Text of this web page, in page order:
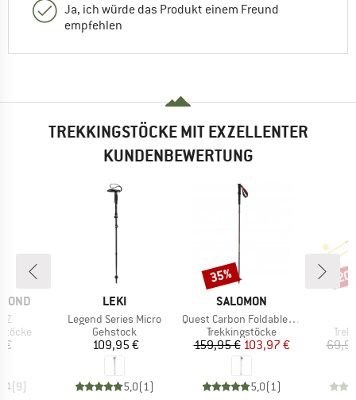
Ja, ich würde das Produkt einem Freund
empfehlen
TREKKINGSTÖCKE MIT EXZELLENTER
KUNDENBEWERTUNG
Z
€
(9)
MARKE
LEKI
Artikel
Legend Series Micro
Produktgruppe
Gehstock
Preis
109,95 €
5,0(1)
MARKE
SALOMON
Artikel
Quest Carbon Foldable Madder
Produktgruppe
Trekkingstöcke
Preis
159,95 €reduzierter Preis
103,97 €
5,0(1)
Rabatt
35%